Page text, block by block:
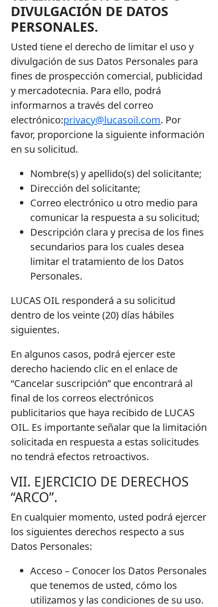
DIVULGACIÓN DE DATOS
PERSONALES.
Usted tiene el derecho de limitar el uso y
divulgación de sus Datos Personales para
fines de prospección comercial, publicidad
y mercadotecnia. Para ello, podrá
informarnos a través del correo
electrónico:privacy@lucasoil.com. Por
favor, proporcione la siguiente información
en su solicitud.
Nombre(s) y apellido(s) del solicitante;
Dirección del solicitante;
Correo electrónico u otro medio para
comunicar la respuesta a su solicitud;
Descripción clara y precisa de los fines
secundarios para los cuales desea
limitar el tratamiento de los Datos
Personales.
LUCAS OIL responderá a su solicitud
dentro de los veinte (20) días hábiles
siguientes.
En algunos casos, podrá ejercer este
derecho haciendo clic en el enlace de
“Cancelar suscripción” que encontrará al
final de los correos electrónicos
publicitarios que haya recibido de LUCAS
OIL. Es importante señalar que la limitación
solicitada en respuesta a estas solicitudes
no tendrá efectos retroactivos.
VII. EJERCICIO DE DERECHOS
“ARCO”.
En cualquier momento, usted podrá ejercer
los siguientes derechos respecto a sus
Datos Personales:
Acceso – Conocer los Datos Personales
que tenemos de usted, cómo los
utilizamos y las condiciones de su uso.